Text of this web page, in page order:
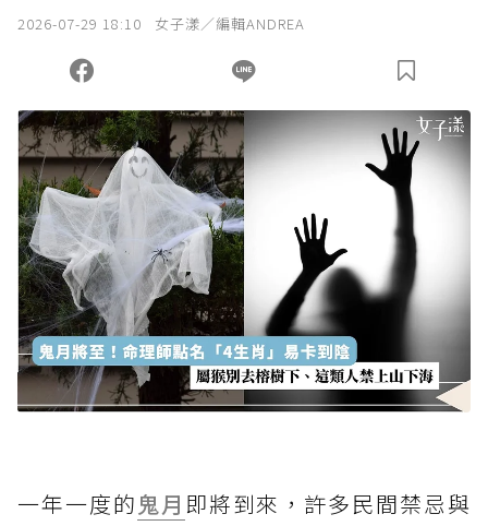
您當前剩餘 U 利點數：0點；前往 購買點數
2026-07-29 18:10 女子漾／編輯ANDREA
一年一度的鬼月 即將到來，許多民間禁忌與